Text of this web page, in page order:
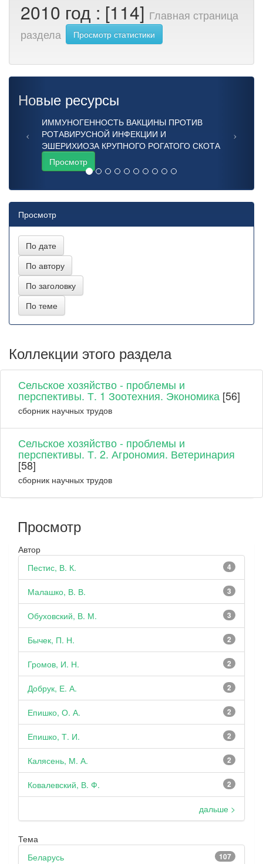
2010 год : [114] Главная страница
раздела
Просмотр статистики
Новые ресурсы
ИММУНОГЕННОСТЬ ВАКЦИНЫ ПРОТИВ
РОТАВИРУСНОЙ ИНФЕКЦИИ И
ЭШЕРИХИОЗА КРУПНОГО РОГАТОГО СКОТА
Просмотр
Просмотр
Коллекции этого раздела
Сельское хозяйство - проблемы и
перспективы. Т. 1 Зоотехния. Экономика [56]
сборник научных трудов
Сельское хозяйство - проблемы и
перспективы. Т. 2. Агрономия. Ветеринария
[58]
сборник научных трудов
Просмотр
Автор
4
Пестис, В. К.
3
Малашко, В. В.
3
Обуховский, В. М.
2
Бычек, П. Н.
2
Громов, И. Н.
2
Добрук, Е. А.
2
Епишко, О. А.
2
Епишко, Т. И.
2
Калясень, М. А.
2
Ковалевский, В. Ф.
дальше >
Тема
107
Беларусь